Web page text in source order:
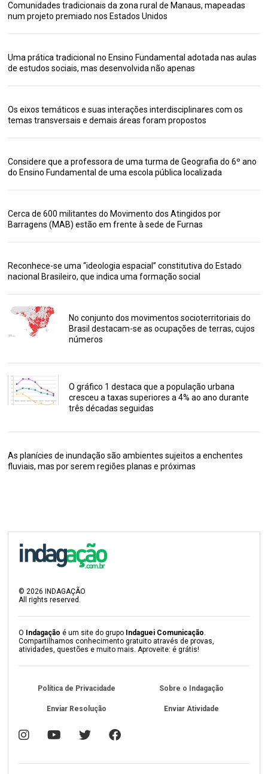
Comunidades tradicionais da zona rural de Manaus, mapeadas
num projeto premiado nos Estados Unidos
Uma prática tradicional no Ensino Fundamental adotada nas aulas
de estudos sociais, mas desenvolvida não apenas
Os eixos temáticos e suas interações interdisciplinares com os
temas transversais e demais áreas foram propostos
Considere que a professora de uma turma de Geografia do 6º ano
do Ensino Fundamental de uma escola pública localizada
Cerca de 600 militantes do Movimento dos Atingidos por
Barragens (MAB) estão em frente à sede de Furnas
Reconhece-se uma “ideologia espacial” constitutiva do Estado
nacional Brasileiro, que indica uma formação social
No conjunto dos movimentos socioterritoriais do
Brasil destacam-se as ocupações de terras, cujos
números
O gráfico 1 destaca que a população urbana
cresceu a taxas superiores a 4% ao ano durante
três décadas seguidas
As planícies de inundação são ambientes sujeitos a enchentes
fluviais, mas por serem regiões planas e próximas
©2026 INDAGAÇÃO
All rights reserved.
O Indagação é um site do grupo Indaguei Comunicação.
Compartilhamos conhecimento gratuito através de provas,
atividades, questões e muito mais. Aproveite: é grátis!
Política de Privacidade Sobre o Indagação
Enviar Resolução Enviar Atividade